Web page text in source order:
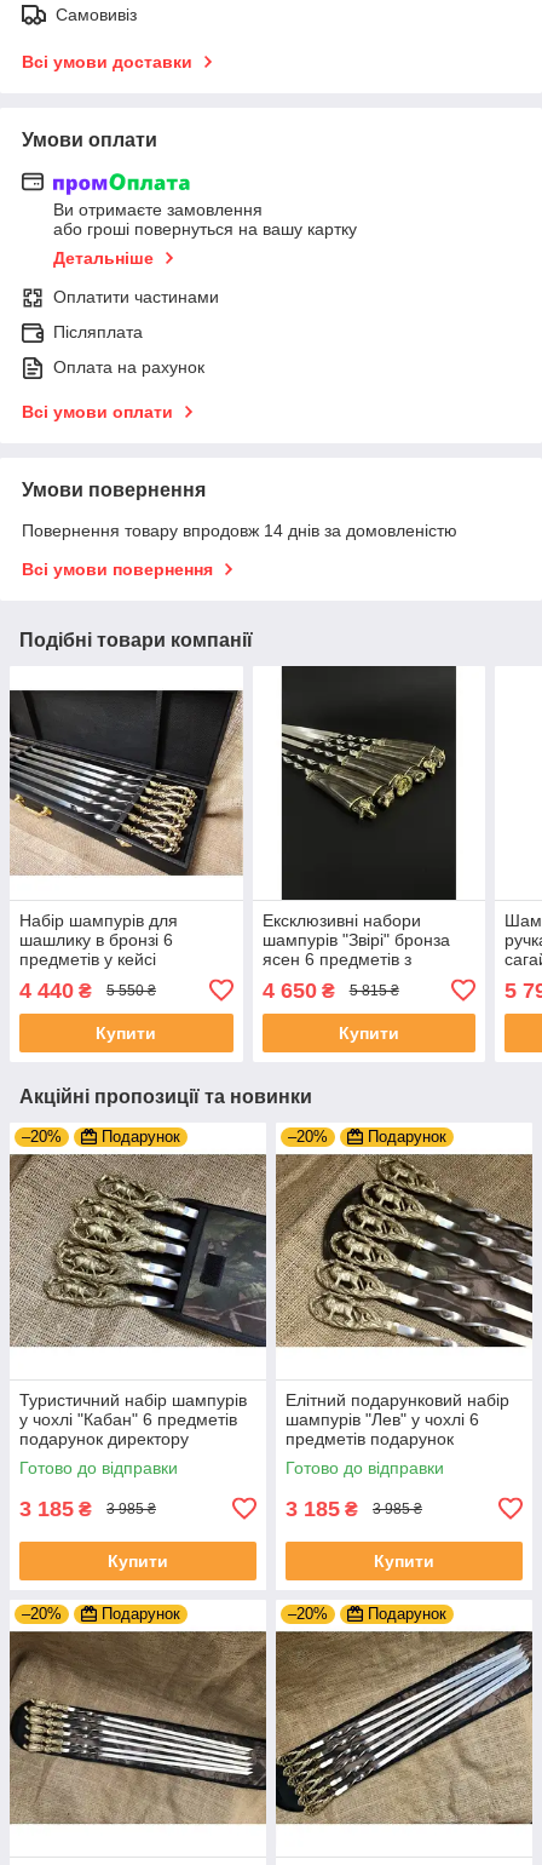
Самовивіз
Всі умови доставки
Умови оплати
Ви отримаєте замовлення
або гроші повернуться на вашу картку
Детальніше
Оплатити частинами
Післяплата
Оплата на рахунок
Всі умови оплати
Умови повернення
Повернення товару впродовж 14 днів за домовленістю
Всі умови повернення
Подібні товари компанії
Набір шампурів для
шашлику в бронзі 6
предметів у кейсі
4 440 ₴ 5 550 ₴
Купити
Ексклюзивні набори
шампурів "Звірі" бронза
ясен 6 предметів з
4 650₴ 5 815 ₴
Купити
5
Акційні пропозиції та новинки
–20% Подарунок
Туристичний набір шампурів
у чохлі "Кабан" 6 предметів
подарунок директору
Готово до відправки
3 185 ₴ 3 985 ₴
Купити
–20% Подарунок
Елітний подарунковий набір
шампурів "Лев" у чохлі 6
предметів подарунок
чоловікові
Готово до відправки
3 185 ₴ 3 985 ₴
Купити
–20% Подарунок –20% Подарунок